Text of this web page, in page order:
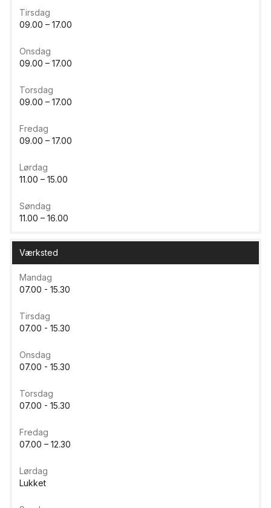
Tirsdag
09.00 – 17.00
Onsdag
09.00 – 17.00
Torsdag
09.00 – 17.00
Fredag
09.00 – 17.00
Lørdag
11.00 – 15.00
Søndag
11.00 – 16.00
Værksted
Mandag
07.00 - 15.30
Tirsdag
07.00 - 15.30
Onsdag
07.00 - 15.30
Torsdag
07.00 - 15.30
Fredag
07.00 – 12.30
Lørdag
Lukket